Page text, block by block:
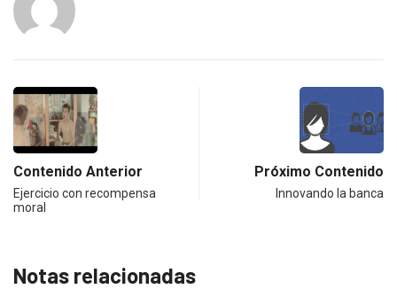
Contenido Anterior
Ejercicio con recompensa
moral
Próximo Contenido
Innovando la banca
Notas relacionadas